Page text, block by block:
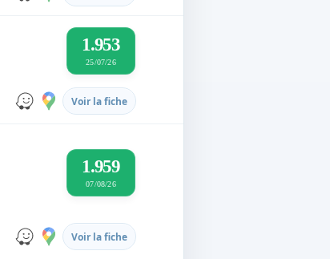
1.953
25/07/26
Voir la fiche
1.959
07/08/26
Voir la fiche